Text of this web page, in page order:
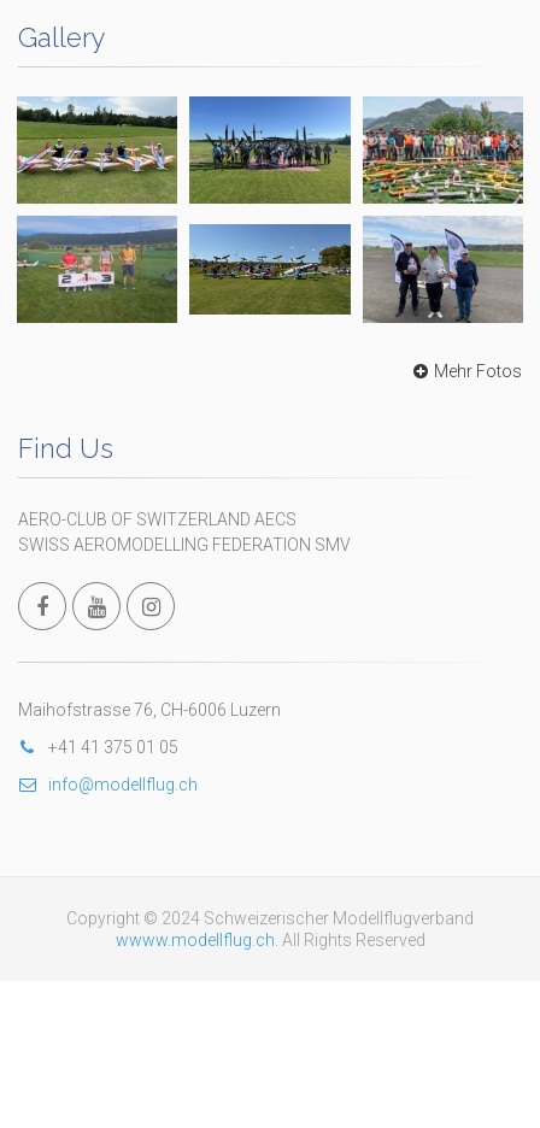
Gallery
Mehr Fotos
Find Us
AERO-CLUB OF SWITZERLAND AECS
SWISS AEROMODELLING FEDERATION SMV
Maihofstrasse 76, CH-6006 Luzern
+41 41 375 01 05
info@modellflug.ch
Copyright © 2024 Schweizerischer Modellflugverband
wwww.modellflug.ch . All Rights Reserved